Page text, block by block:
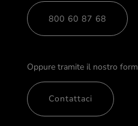
800 60 87 68
Oppure tramite il nostro form
Contattaci